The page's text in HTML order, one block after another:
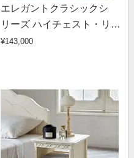
エレガントクラシックシ
リーズ ハイチェスト・リビ
ングチェスト 幅90cm高さ
¥143,000